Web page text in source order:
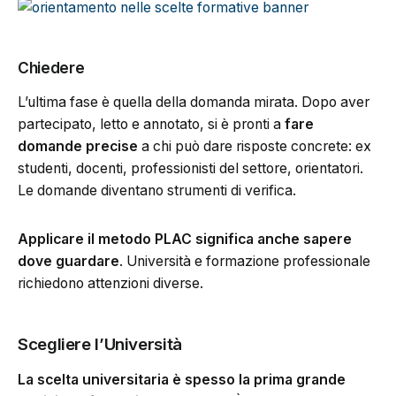
Chiedere
L’ultima fase è quella della domanda mirata. Dopo aver
partecipato, letto e annotato, si è pronti a fare
domande precise a chi può dare risposte concrete: ex
studenti, docenti, professionisti del settore, orientatori.
Le domande diventano strumenti di verifica.
Applicare il metodo PLAC significa anche sapere
dove guardare. Università e formazione professionale
richiedono attenzioni diverse.
Scegliere l’Università
La scelta universitaria è spesso la prima grande